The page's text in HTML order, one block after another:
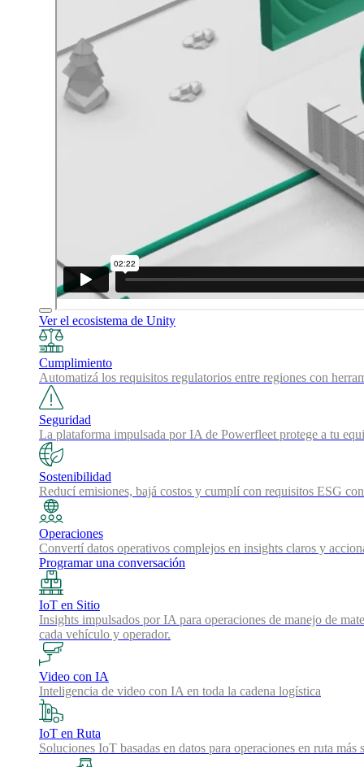
Ver el ecosistema de Unity
Cumplimiento
Automatizá los requisitos regulatorios entre regiones con
Seguridad
La plataforma impulsada por IA de Powerfleet protege a tu
Sostenibilidad
Reducí emisiones, bajá costos y cumplí con requisitos ESG
Operaciones
Convertí datos operativos complejos en insights claros y
Programar una conversación
IoT en Sitio
Insights impulsados por IA para operaciones de manejo de
cada vehículo y operador.
Video con IA
Inteligencia de video con IA en toda la cadena logística
IoT en Ruta
Soluciones IoT basadas en datos para operaciones en ruta más